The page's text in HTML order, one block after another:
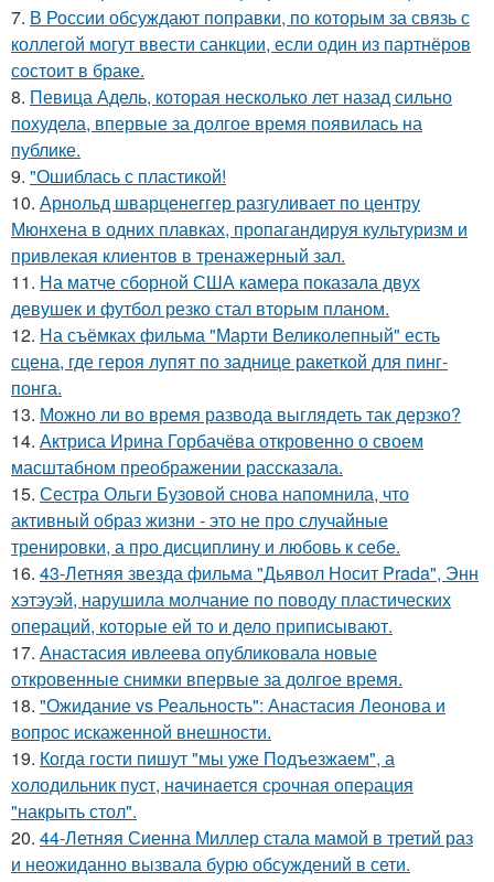
7. В России обсуждают поправки, по которым за связь с
коллегой могут ввести санкции, если один из партнёров
состоит в браке.
8. Певица Адель, которая несколько лет назад сильно
похудела, впервые за долгое время появилась на
публике.
9. "Ошиблась с пластикой!
10. Арнольд шварценеггер разгуливает по центру
Мюнхена в одних плавках, пропагандируя культуризм и
привлекая клиентов в тренажерный зал.
11. На матче сборной США камера показала двух
девушек и футбол резко стал вторым планом.
12. На съёмках фильма "Марти Великолепный" есть
сцена, где героя лупят по заднице ракеткой для пинг-
понга.
13. Можно ли во время развода выглядеть так дерзко?
14. Актриса Ирина Горбачёва откровенно о своем
масштабном преображении рассказала.
15. Сестра Ольги Бузовой снова напомнила, что
активный образ жизни - это не про случайные
тренировки, а про дисциплину и любовь к себе.
16. 43-Летняя звезда фильма "Дьявол Носит Prada", Энн
хэтэуэй, нарушила молчание по поводу пластических
операций, которые ей то и дело приписывают.
17. Анастасия ивлеева опубликовала новые
откровенные снимки впервые за долгое время.
18. "Ожидание vs Реальность": Анастасия Леонова и
вопрос искаженной внешности.
19. Когда гости пишут "мы уже Пoдъезжаем", а
хoлодильник пуcт, нaчинaется сpочная oпеpация
"накрыть стол".
20. 44-Летняя Сиенна Миллер стала мамой в третий раз
и неожиданно вызвала бурю обсуждений в сети.